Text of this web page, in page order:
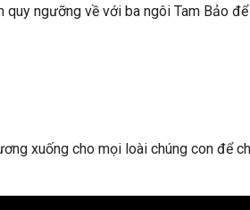
ngưỡng về với ba ngôi Tam Bảo
xuống cho mọi loài chúng con để